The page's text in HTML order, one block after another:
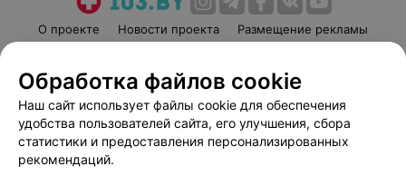
О проекте Новости проекта
Размещение рекламы
Пользовательское соглашение
Способы оплаты
Вакансии
Партнеры
Написать руководителю 103.by
Обработка файлов cookie
Наш сайт использует файлы cookie для обеспечения
удобства пользователей сайта, его улучшения, сбора
статистики и предоставления персонализированных
рекомендаций.